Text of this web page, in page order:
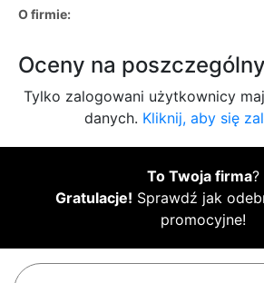
O firmie:
Oceny na
Tylko zalogowani użytkownicy
danych. Kliknij, aby się
To Twoja firma?
Gratulacje! Sprawdź jak
promocyjne!